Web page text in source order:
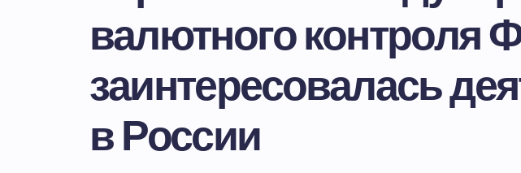
валютного контроля
заинтересовалась
в России